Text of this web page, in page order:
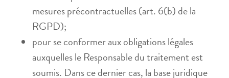
mesures précontractuelles (art. 6(b) de la
RGPD);
pour se conformer aux obligations légales
auxquelles le Responsable du traitement est
soumis. Dans ce dernier cas, la base juridique